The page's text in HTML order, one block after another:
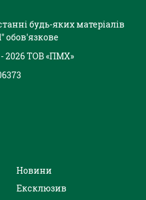
будь-яких матеріалів
обов'язкове
2026 ТОВ «ПМХ»
Новини
Ексклюзив